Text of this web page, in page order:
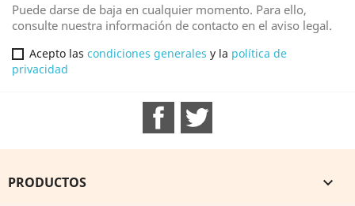
Puede darse de baja en cualquier momento. Para ello,
consulte nuestra información de contacto en el aviso legal.
Acepto las condiciones generales y la política de
privacidad
Facebook
PRODUCTOS 